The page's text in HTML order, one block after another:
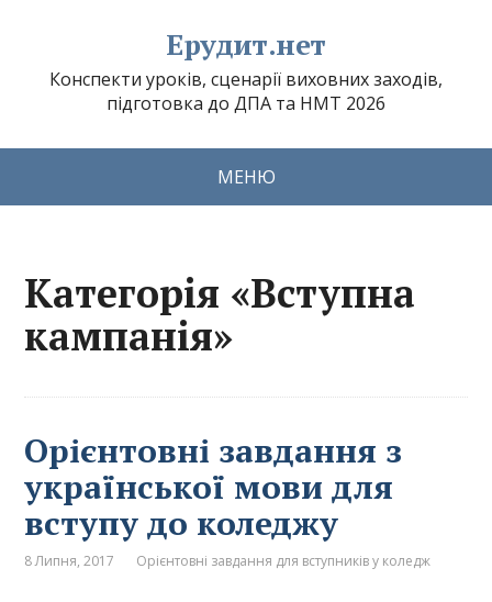
Ерудит.нет
Конспекти уроків, сценарії виховних заходів,
підготовка до ДПА та НМТ 2026
МЕНЮ
Категорія «Вступна
кампанія»
Орієнтовні завдання з
української мови для
вступу до коледжу
8 Липня, 2017 Орієнтовні завдання для вступників у коледж